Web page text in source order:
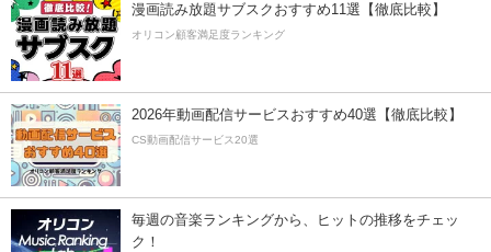
漫画読み放題サブスクおすすめ11選【徹底比較】
オリコン顧客満足度ランキング
2026年動画配信サービスおすすめ40選【徹底比較】
CS動画配信サービス20選
毎週の音楽ランキングから、ヒットの推移をチェッ
ク！